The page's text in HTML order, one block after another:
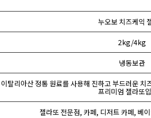
누오보 치즈케익
2kg/4kg
냉동보관
이탈리아산 정통 원료를 사용해 진하고 부드러운 치
프리미엄 젤라또
젤라또 전문점, 카페, 디저트 카페, 베